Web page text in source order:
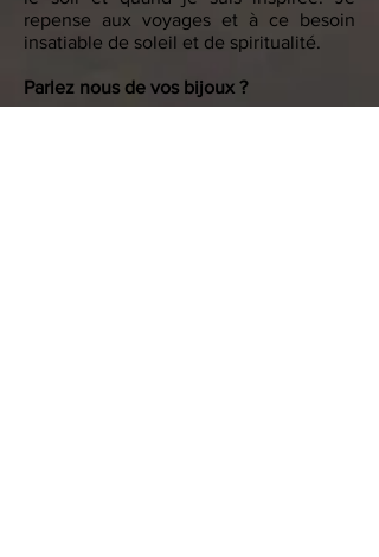
repense aux voyages et à ce besoin
insatiable de soleil et de spiritualité.
Parlez nous de vos bijoux ?